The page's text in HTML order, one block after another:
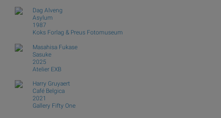
Dag Alveng
Asylum
1987
Koks Forlag & Preus Fotomuseum
Masahisa Fukase
Sasuke
2025
Atelier EXB
Harry Gruyaert
Café Belgica
2021
Gallery Fifty One